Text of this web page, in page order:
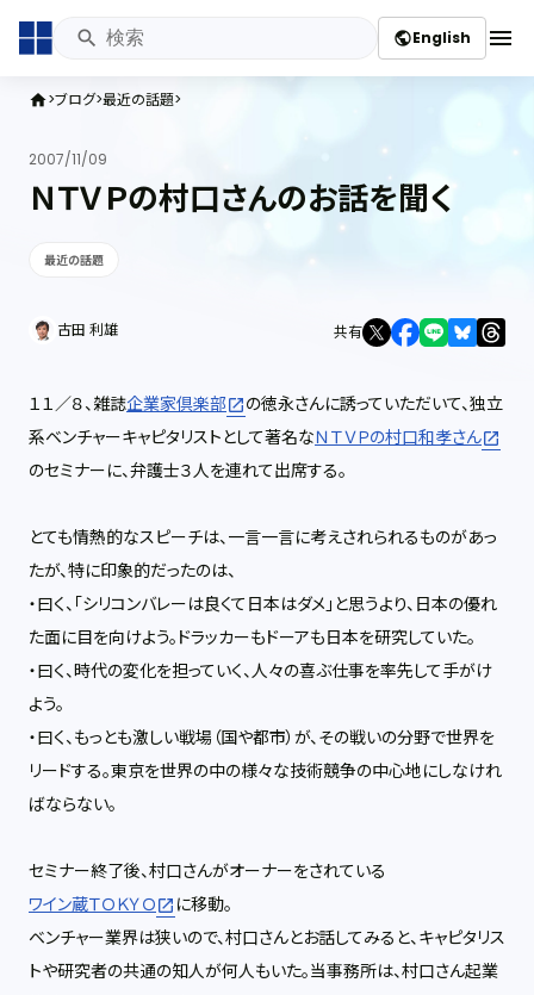
publicEnglish menu
home ブログ 最近の話題
2007/11/09
ＮＴＶＰの村口さんのお話を聞く
最近の話題
古田 利雄 共有
１１／８、雑誌企業家倶楽部
の徳永さんに誘っていただいて、独立
系ベンチャーキャピタリストとして著名なＮＴＶＰの村口和孝さん
のセミナーに、弁護士３人を連れて出席する。
とても情熱的なスピーチは、一言一言に考えされられるものがあっ
たが、特に印象的だったのは、
・曰く、「シリコンバレーは良くて日本はダメ」と思うより、日本の優れ
た面に目を向けよう。ドラッカーもドーアも日本を研究していた。
・曰く、時代の変化を担っていく、人々の喜ぶ仕事を率先して手がけ
よう。
・曰く、もっとも激しい戦場（国や都市）が、その戦いの分野で世界を
リードする。東京を世界の中の様々な技術競争の中心地にしなけれ
ばならない。
セミナー終了後、村口さんがオーナーをされている
ワイン蔵ＴＯＫＹＯ
に移動。
ベンチャー業界は狭いので、村口さんとお話してみると、キャピタリス
トや研究者の共通の知人が何人もいた。当事務所は、村口さん起業